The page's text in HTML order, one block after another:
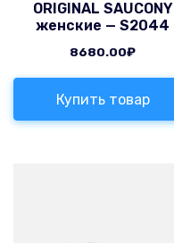
ORIGINAL SAUCONY
женские — S2044
8680.00₽
Купить товар